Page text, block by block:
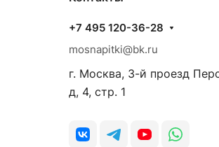
+7 495 120-36-28
mosnapitki@bk.ru
г. Москва, 3-й проезд
д, 4, стр. 1